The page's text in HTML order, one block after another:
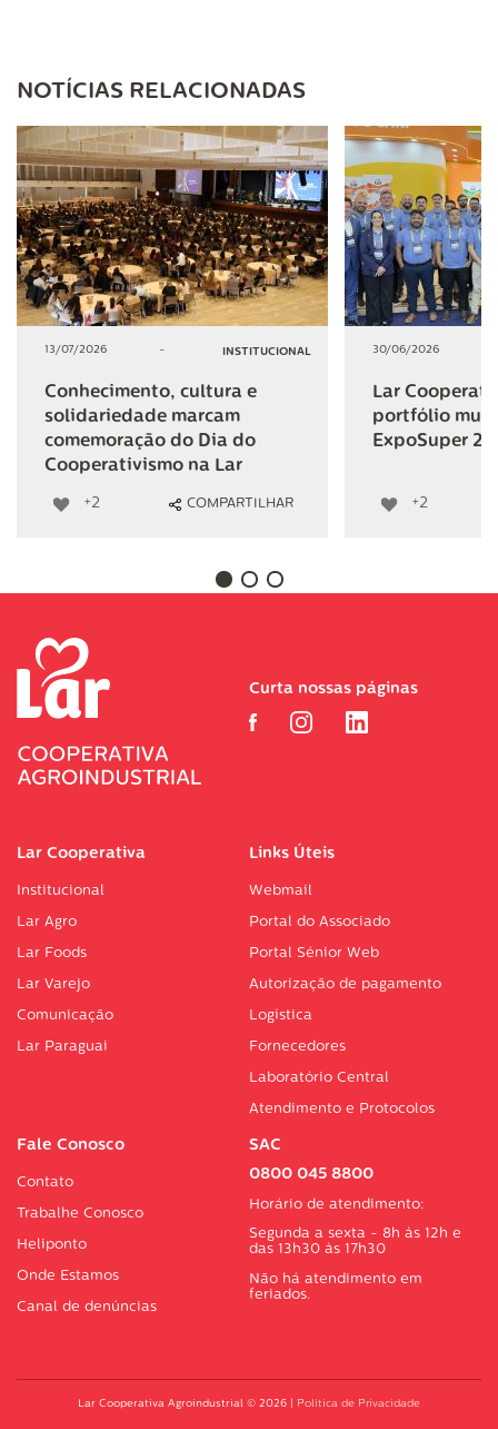
NOTÍCIAS RELACIONADAS
13/07/2026 - INSTITUCIONAL
Conhecimento, cultura e
solidariedade marcam
comemoração do Dia do
Cooperativismo na Lar
+2 COMPARTILHAR
30/06/2026
Lar
portfólio
ExpoSuper
+2
Lar Cooperativa
Institucional
Lar Agro
Lar Foods
Lar Varejo
Comunicação
Lar Paraguai
Links Úteis
Webmail
Portal do Associado
Portal Sénior Web
Autorização de pagamento
Logística
Fornecedores
Laboratório Central
Atendimento e Protocolos
Fale Conosco
Contato
Trabalhe Conosco
Heliponto
Onde Estamos
Canal de denúncias
SAC
0800 045 8800
Horário de atendimento:
Segunda a sexta - 8h às 12h e
das 13h30 às 17h30
Não há atendimento em
feriados.
Curta nossas páginas
Lar Cooperativa Agroindustrial © 2026 Política de Privacidade